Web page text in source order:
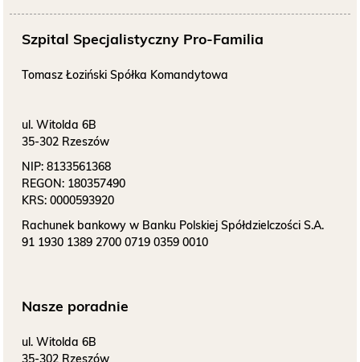
Szpital Specjalistyczny Pro-Familia
Tomasz Łoziński Spółka Komandytowa
ul. Witolda 6B
35-302 Rzeszów
NIP: 8133561368
REGON: 180357490
KRS: 0000593920
Rachunek bankowy w Banku Polskiej Spółdzielczości S.A.
91 1930 1389 2700 0719 0359 0010
Nasze poradnie
ul. Witolda 6B
35-302 Rzeszów